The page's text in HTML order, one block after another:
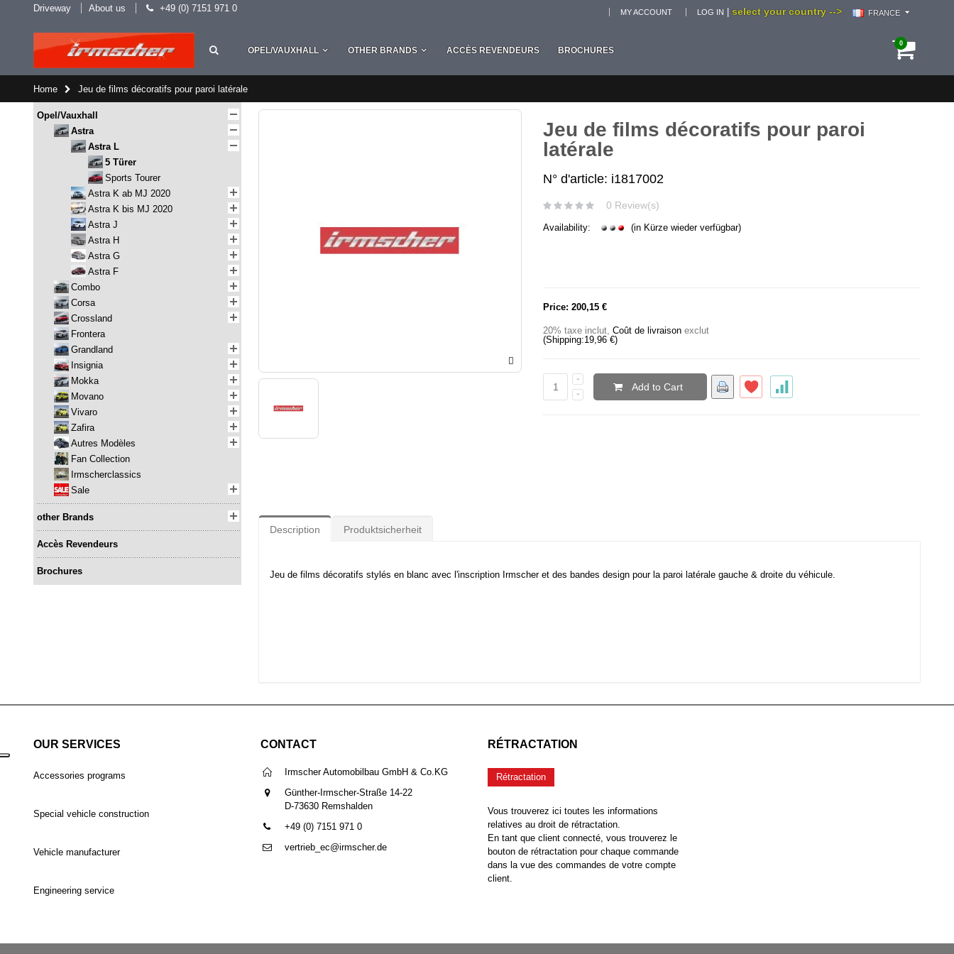
Driveway About us +49 (0) 7151 971 0 select your country --> FRANCE
MY ACCOUNT LOG IN
0
OPEL/VAUXHALL OTHER BRANDS ACCÈS REVENDEURS BROCHURES
Home Jeu de films décoratifs pour paroi latérale
Jeu de films décoratifs pour paroi
latérale
N° d'article: i1817002
0 Review(s)
Availability: (in Kürze wieder verfügbar)
Price: 200,15 €
20% taxe inclut,Coût de livraison exclut
(Shipping:19,96 €)
Add to Cart
Description Produktsicherheit
Jeu de films décoratifs stylés en blanc avec l'inscription Irmscher et des bandes design pour la paroi latérale gauche & droite du véhicule.
Opel/Vauxhall
Astra
Astra L
5 Türer
Sports Tourer
Astra K ab MJ 2020
Astra K bis MJ 2020
Astra J
Astra H
Astra G
Astra F
Combo
Corsa
Crossland
Frontera
Grandland
Insignia
Mokka
Movano
Vivaro
Zafira
Autres Modèles
Fan Collection
Irmscherclassics
Sale
other Brands
Accès Revendeurs
Brochures
OUR SERVICES
Accessories programs
Special vehicle construction
Vehicle manufacturer
Engineering service
CONTACT
Irmscher Automobilbau GmbH & Co.KG
Günther-Irmscher-Straße 14-22
D-73630 Remshalden
+49 (0) 7151 971 0
vertrieb_ec@irmscher.de
RÉTRACTATION
Rétractation
Vous trouverez ici toutes les informations
relatives au droit de rétractation.
En tant que client connecté, vous trouverez le
bouton de rétractation pour chaque commande
dans la vue des commandes de votre compte
client.